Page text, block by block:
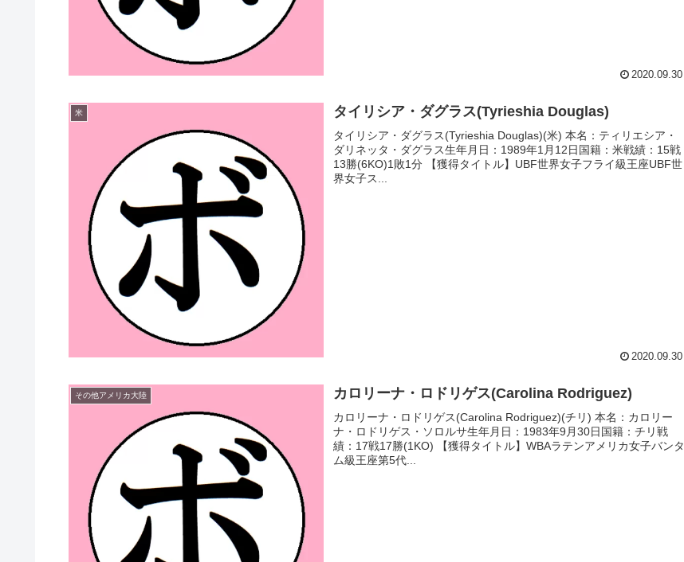
2020.09.30
米 タイリシア・ダグラス(Tyrieshia Douglas)
タイリシア・ダグラス(Tyrieshia Douglas)(米) 本名：ティリエシア・
ダリネッタ・ダグラス生年月日：1989年1月12日国籍：米戦績：15戦
13勝(6KO)1敗1分 【獲得タイトル】UBF世界女子フライ級王座UBF世
界女子ス...
2020.09.30
その他アメリカ大陸 カロリーナ・ロドリゲス(Carolina Rodriguez)
カロリーナ・ロドリゲス(Carolina Rodriguez)(チリ) 本名：カロリー
ナ・ロドリゲス・ソロルサ生年月日：1983年9月30日国籍：チリ戦
績：17戦17勝(1KO) 【獲得タイトル】WBAラテンアメリカ女子バンタ
ム級王座第5代...